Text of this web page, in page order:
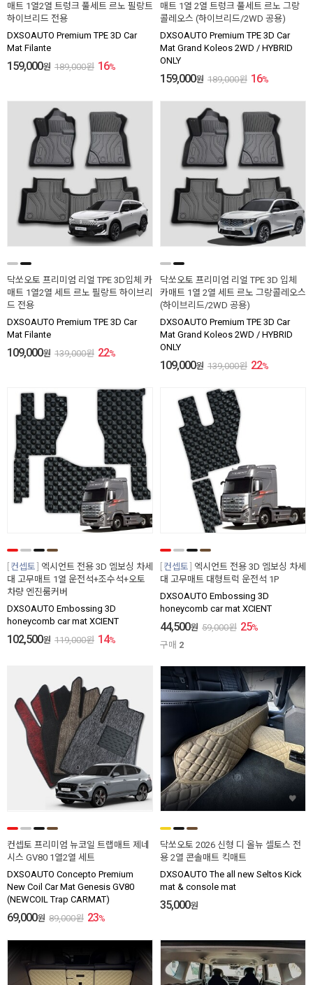
매트 1열2열 트렁크 풀세트 르노 필랑트
하이브리드 전용
DXSOAUTO Premium TPE 3D Car
Mat Filante
159,000원 189,000원 16%
매트 1열 2열 트렁크 풀세트 르노 그랑
콜레오스 (하이브리드/2WD 공용)
DXSOAUTO Premium TPE 3D Car
Mat Grand Koleos 2WD / HYBRID
ONLY
159,000원 189,000원 16%
닥쏘오토 프리미엄 리얼 TPE 3D입체 카
매트 1열2열 세트 르노 필랑트 하이브리
드 전용
DXSOAUTO Premium TPE 3D Car
Mat Filante
109,000원 139,000원 22%
닥쏘오토 프리미엄 리얼 TPE 3D 입체
카매트 1열 2열 세트 르노 그랑콜레오스
(하이브리드/2WD 공용)
DXSOAUTO Premium TPE 3D Car
Mat Grand Koleos 2WD / HYBRID
ONLY
109,000원 139,000원 22%
컨셉토
엑시언트 전용 3D 엠보싱 차세
대 고무매트 1열 운전석+조수석+오토
차량 엔진룸커버
DXSOAUTO Embossing 3D
honeycomb car mat XCIENT
102,500원 119,000원 14%
컨셉토
엑시언트 전용 3D 엠보싱 차세
대 고무매트 대형트럭 운전석 1P
DXSOAUTO Embossing 3D
honeycomb car mat XCIENT
44,500원 59,000원 25%
구매 2
컨셉토 프리미엄 뉴코일 트랩매트 제네
시스 GV80 1열2열 세트
DXSOAUTO Concepto Premium
New Coil Car Mat Genesis GV80
(NEWCOIL Trap CARMAT)
69,000원 89,000원 23%
닥쏘오토 2026 신형 디 올뉴 셀토스 전
용 2열 콘솔매트 킥매트
DXSOAUTO The all new Seltos Kick
mat & console mat
35,000원